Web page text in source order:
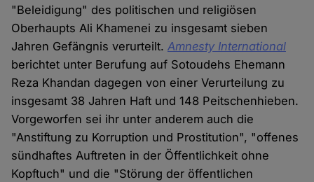
"Beleidigung" des politischen und religiösen
Oberhaupts Ali Khamenei zu insgesamt sieben
Jahren Gefängnis verurteilt.Amnesty International
berichtet unter Berufung auf Sotoudehs Ehemann
Reza Khandan dagegen von einer Verurteilung zu
insgesamt 38 Jahren Haft und 148 Peitschenhieben.
Vorgeworfen sei ihr unter anderem auch die
"Anstiftung zu Korruption und Prostitution", "offenes
sündhaftes Auftreten in der Öffentlichkeit ohne
Kopftuch" und die "Störung der öffentlichen